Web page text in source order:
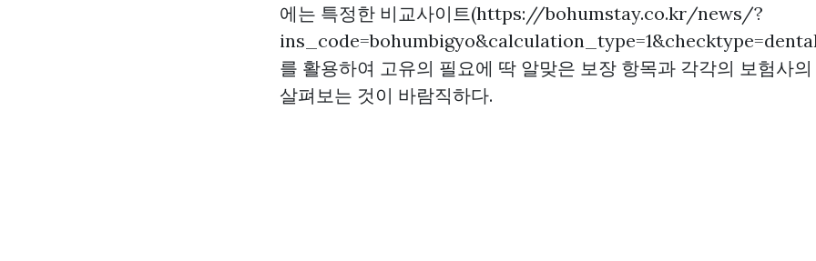
에는 특정한 비교사이트(https://bohumstay.co.kr/news/?
를 활용하여 고유의 필요에 딱 알맞은 보장 항목과 각각의 보험사
살펴보는 것이 바람직하다.